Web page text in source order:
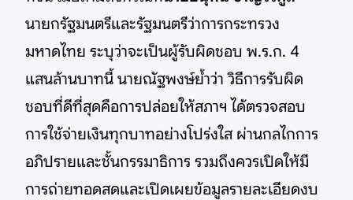
นายกรัฐมนตรีและรัฐมนตรีว่าการกระทรวง
มหาดไทย ระบุว่าจะเป็นผู้รับผิดชอบ พ.ร.ก. 4
แสนล้านบาทนี้ นายณัฐพงษ์ย้ำว่า วิธีการรับผิด
ชอบที่ดีที่สุดคือการปล่อยให้สภาฯ ได้ตรวจสอบ
การใช้จ่ายเงินทุกบาทอย่างโปร่งใส ผ่านกลไกการ
อภิปรายและชั้นกรรมาธิการ รวมถึงควรเปิดให้มี
การถ่ายทอดสดและเปิดเผยข้อมูลรายละเอียดงบ